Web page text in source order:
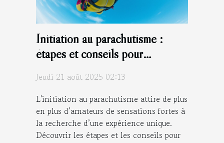
Initiation au parachutisme :
étapes et conseils pour
Jeudi 21 août 2025 02:13
L'initiation au parachutisme attire de plus
en plus d’amateurs de sensations fortes à
la recherche d’une expérience unique.
Découvrir les étapes et les conseils pour